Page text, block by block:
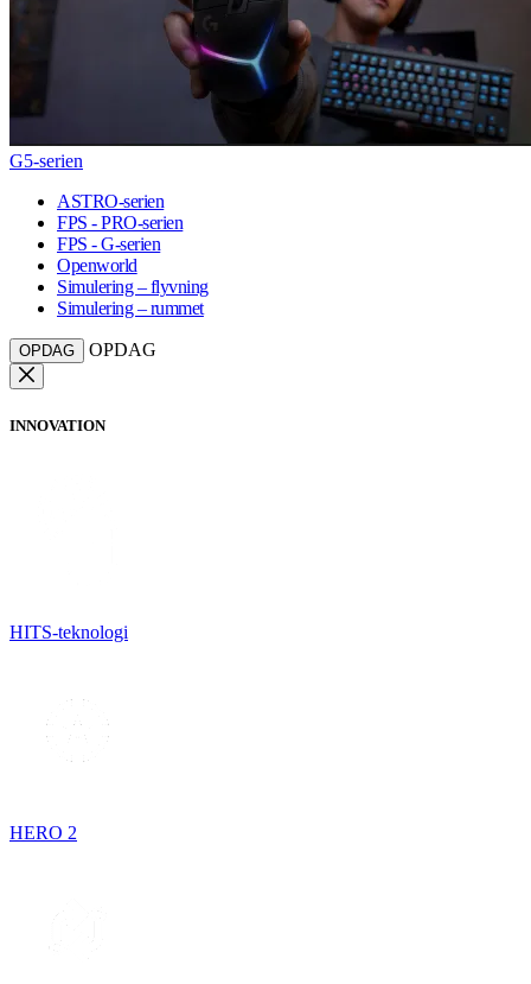
G5-serien
ASTRO-serien
FPS - PRO-serien
FPS - G-serien
Openworld
Simulering – flyvning
Simulering – rummet
OPDAG OPDAG
INNOVATION
HITS-teknologi
HERO 2